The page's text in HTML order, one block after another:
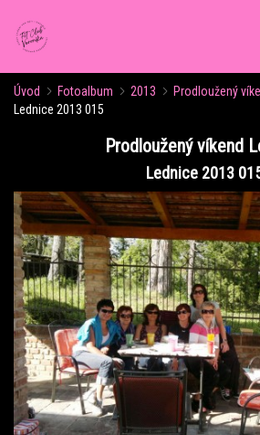
ÚVOD
ROZVRH CVIČENÍ
KALENDÁŘ AKCÍ
FORMY CVIČENÍ
VÝŽIVOVÉ PORADENSTVÍ
Úvod Fotoalbum 2013
Prodloužený
Lednice 2013 015
Prodloužený víkend
Lednice 2013